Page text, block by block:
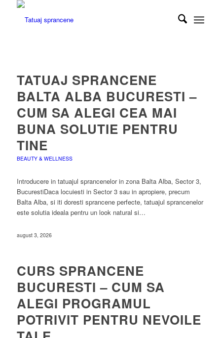
TATUAJ SPRANCENE
BALTA ALBA BUCURESTI –
CUM SA ALEGI CEA MAI
BUNA SOLUTIE PENTRU
TINE
BEAUTY & WELLNESS
Introducere in tatuajul sprancenelor in zona Balta Alba, Sector 3,
BucurestiDaca locuiesti in Sector 3 sau in apropiere, precum
Balta Alba, si iti doresti sprancene perfecte, tatuajul sprancenelor
este solutia ideala pentru un look natural si…
august 3, 2026
CURS SPRANCENE
BUCURESTI – CUM SA
ALEGI PROGRAMUL
POTRIVIT PENTRU NEVOILE